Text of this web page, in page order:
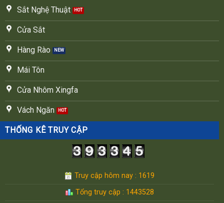
Sắt Nghệ Thuật
Cửa Sắt
Hàng Rào
Mái Tôn
Cửa Nhôm Xingfa
Vách Ngăn
THỐNG KÊ TRUY CẬP
Truy cập hôm nay : 1619
Tổng truy cập : 1443528